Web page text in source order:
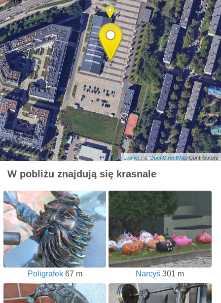
Leaflet | ©OpenStreetMapContributors
W pobliżu znajdują się krasnale
Poligrafek67 m Narcyś 301 m